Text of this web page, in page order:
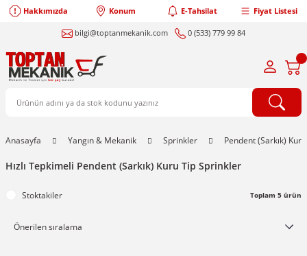
Hakkımızda Konum E-Tahsilat Fiyat Listesi
bilgi@toptanmekanik.com 0 (533) 779 99 84
Anasayfa Yangın & Mekanik Sprinkler Pendent (Sarkık)
Hızlı Tepkimeli Pendent (Sarkık) Kuru Tip Sprinkler
Stoktakiler Toplam 5 ürün